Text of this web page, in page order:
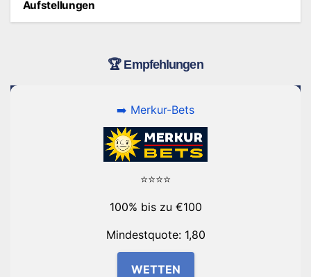
Aufstellungen
🏆 Empfehlungen
➡️ Merkur-Bets
⭐⭐⭐⭐
100% bis zu €100
Mindestquote: 1,80
WETTEN